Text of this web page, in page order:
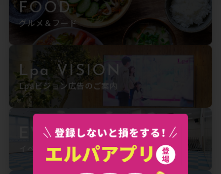
FOOD
グルメ＆フード
Lpa VISION
Lpaビジョン広告のご案内
EVENT SPACE
イベントスペースのご案内